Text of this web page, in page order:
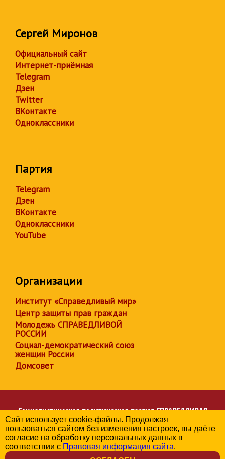
Сергей Миронов
Официальный сайт
Интернет-приёмная
Telegram
Дзен
Twitter
ВКонтакте
Одноклассники
Партия
Telegram
Дзен
ВКонтакте
Одноклассники
YouTube
Организации
Институт «Справедливый мир»
Центр защиты прав граждан
Молодежь СПРАВЕДЛИВОЙ
РОССИИ
Социал-демократический союз
женщин России
Домсовет
Социалистическая политическая партияСПРАВЕДЛИВАЯ
РОССИЯ
Региональное отделение партии в Иркутской области
© 2006-2026
Политика в отношении обработки персональных данных
Сайт использует cookie-файлы. Продолжая
пользоваться сайтом без изменения настроек, вы даёте
согласие на обработку персональных данных в
соответствии с Правовая информация сайта.